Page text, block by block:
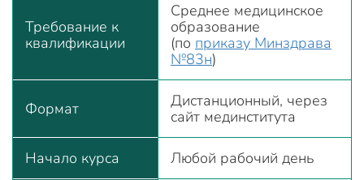
Требование к
квалификации
Среднее медицинское
образование
(по приказу Минздрава
№83н)
Формат
Дистанционный, через
сайт мединститута
Начало курса Любой рабочий день